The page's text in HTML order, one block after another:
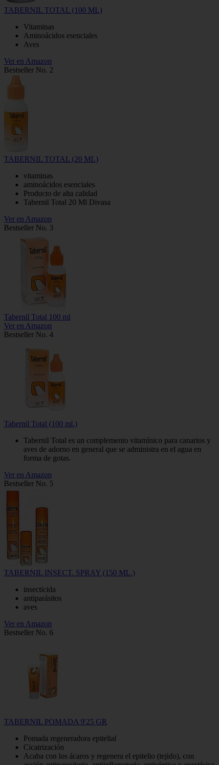
TABERNIL TOTAL (100 ML)
Vitaminas
Aminoácidos esenciales
Aves
Ver en Amazon
Bestseller No. 2
TABERNIL TOTAL (20 ML)
vitaminas
aminoácidos esenciales
Producto de alta calidad
Tabernil Total 20 Ml Divasa
Ver en Amazon
Bestseller No. 3
Tabernil Total 100 ml
Ver en Amazon
Bestseller No. 4
Tabernil Total (100 ml.)
Tabernil Total es un complemento vitamínico para canarios y
aves de adorno en general que se administra en el agua en
forma de gotas.
Ver en Amazon
Bestseller No. 5
TABERNIL INSECT. SPRAY (150 ML.)
insecticida
antiparásitos
aves
Ver en Amazon
Bestseller No. 6
TABERNIL POMADA 9'25 GR
Pomada regeneradora epitelial
Cicatrización
Acaba con los ácaros y regenera el epitelio (tejido), con